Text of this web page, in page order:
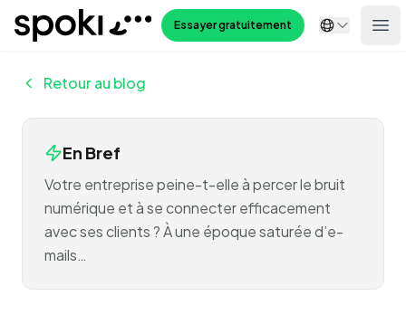
Spoki Essayer gratuitement
Retour au blog
En Bref
Votre entreprise peine-t-elle à percer le bruit
numérique et à se connecter efficacement
avec ses clients ? À une époque saturée d’e-
mails…